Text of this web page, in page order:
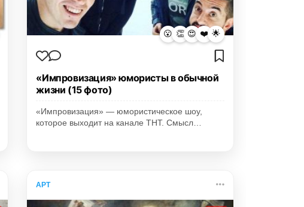
😮 👏 😍 ❤️ 🌟
«Импровизация» юмористы в обычной
жизни (15 фото)
«Импровизация» — юмористическое шоу,
которое выходит на канале ТНТ. Смысл…
АРТ